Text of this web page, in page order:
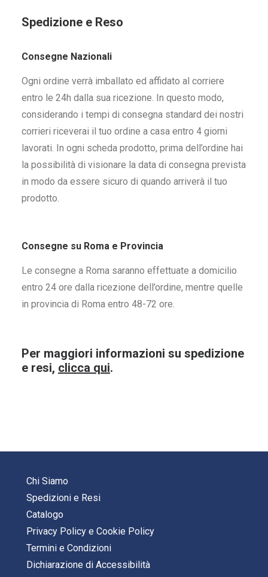
Spedizione e Reso
Consegne Nazionali
Ogni ordine verrà imballato ed affidato al corriere
entro le 24h dalla sua ricezione. In questo modo,
considerando i tempi di consegna standard dei nostri
corrieri riceverai il tuo ordine a casa entro 4 giorni
lavorati. In ogni scheda prodotto, prima dell’ordine hai
la possibilità di visionare la data di consegna prevista
in modo da essere sicuro di quando arriverà il tuo
prodotto.
Consegne su Roma e Provincia
Le consegne a Roma saranno effettuate a domicilio
entro 24 ore dalla ricezione dell’ordine, mentre quelle
in provincia di Roma entro 48-72 ore.
Per maggiori informazioni su spedizione
e resi, clicca qui.
Chi Siamo
Spedizioni e Resi
Catalogo
Privacy Policy e Cookie Policy
Termini e Condizioni
Dichiarazione di Accessibilità